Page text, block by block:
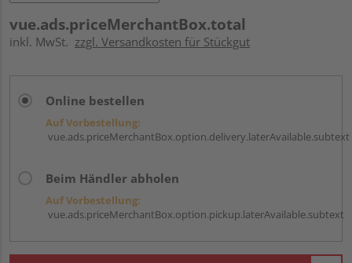
vue.ads.priceMerchantBox.total
inkl. MwSt. zzgl. Versandkosten für Stückgut
Online bestellen
Auf Vorbestellung:
vue.ads.priceMerchantBox.option.delivery.laterAvailable.subtext
Beim Händler abholen
Auf Vorbestellung:
vue.ads.priceMerchantBox.option.pickup.laterAvailable.subtext